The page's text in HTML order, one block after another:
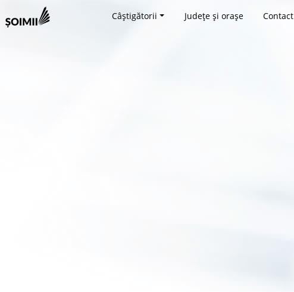
Câștigătorii Județe și orașe Contact